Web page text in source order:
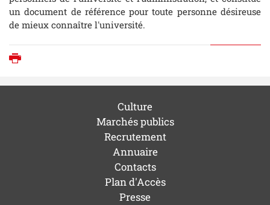
un document de référence pour toute personne désireuse
de mieux connaître l'université.
Culture
Marchés publics
Recrutement
Annuaire
Contacts
Plan d'Accès
Presse